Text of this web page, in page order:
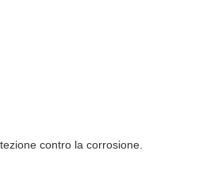
contro la corrosione.